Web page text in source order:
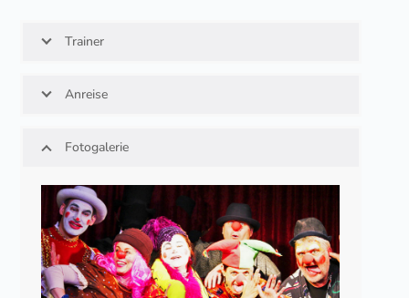
Trainer
Anreise
Fotogalerie